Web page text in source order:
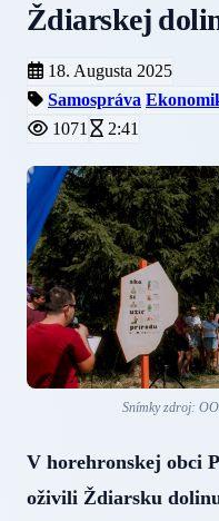
Ždiarskej
18. Augusta 2025
Samospráva
1071
2:41
Snímky zdroj:
V horehronskej obci
oživili Ždiarsku